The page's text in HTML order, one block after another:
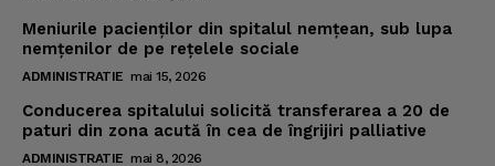
Meniurile pacienţilor din spitalul nemţean, sub lupa
nemţenilor de pe reţelele sociale
ADMINISTRATIE mai 15, 2026
Conducerea spitalului solicită transferarea a 20 de
paturi din zona acută în cea de îngrijiri palliative
ADMINISTRATIE mai 8, 2026